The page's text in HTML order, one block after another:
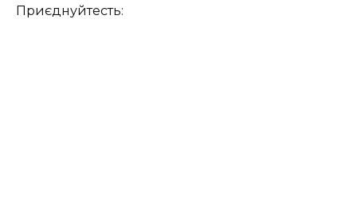
Приєднуйтесть: